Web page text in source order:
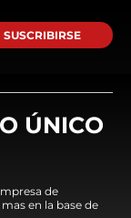
SUSCRIBIRSE
ÚNICO
de
en la base de